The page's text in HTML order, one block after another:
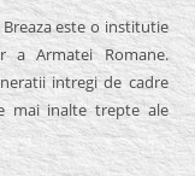
este o institutie
a Armatei Romane.
intregi de cadre
mai inalte trepte ale